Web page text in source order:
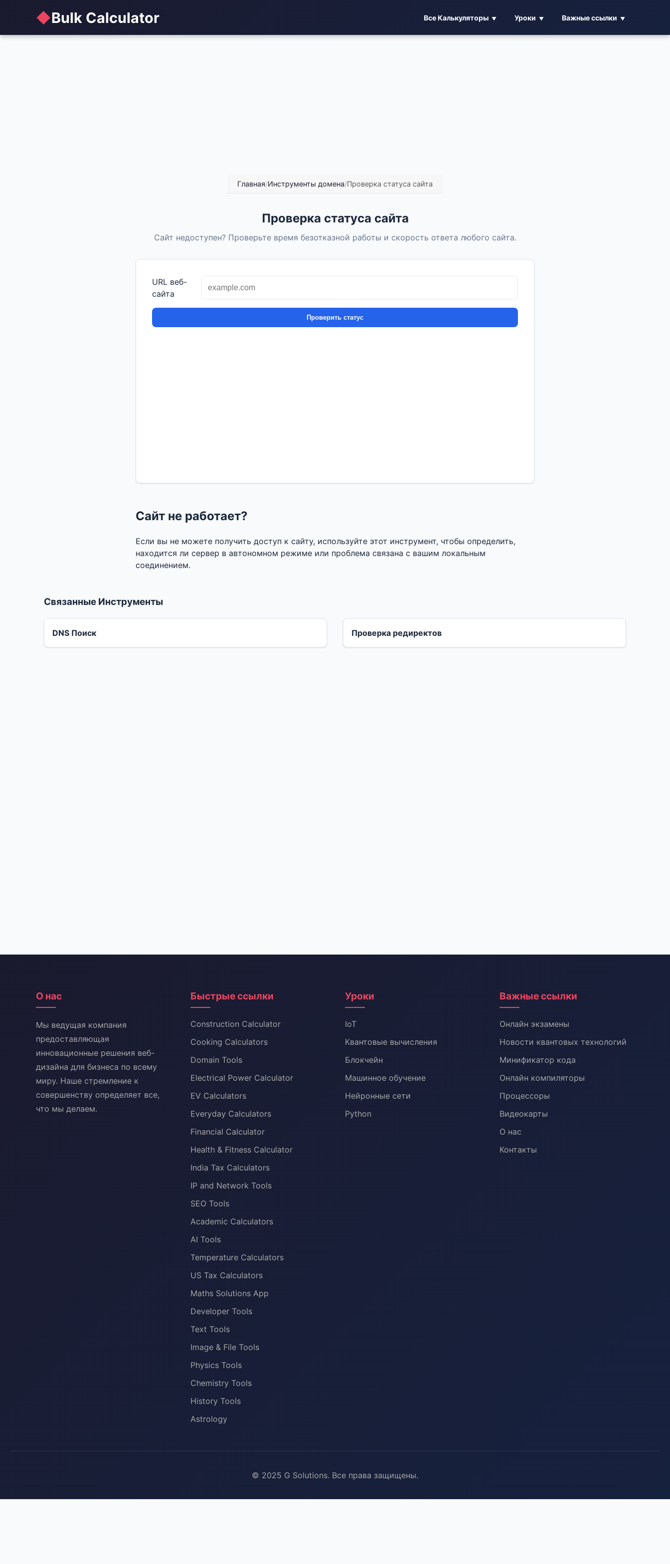
◆Bulk Calculator Все Калькуляторы Уроки Важные ссылки
Главная/Инструменты домена/Проверка статуса сайта
Проверка статуса сайта
Сайт недоступен? Проверьте время безотказной работы и скорость ответа любого сайта.
URL веб-
сайта
Проверить статус
Сайт не работает?
Если вы не можете получить доступ к сайту, используйте этот инструмент, чтобы определить,
находится ли сервер в автономном режиме или проблема связана с вашим локальным
соединением.
Связанные Инструменты
DNS Поиск Проверка редиректов
О нас
Мы ведущая компания
предоставляющая
инновационные решения веб-
дизайна для бизнеса по всему
миру. Наше стремление к
совершенству определяет все,
что мы делаем.
Быстрые ссылки
Construction Calculator
Cooking Calculators
Domain Tools
Electrical Power Calculator
EV Calculators
Everyday Calculators
Financial Calculator
Health & Fitness Calculator
India Tax Calculators
IP and Network Tools
SEO Tools
Academic Calculators
AI Tools
Temperature Calculators
US Tax Calculators
Maths Solutions App
Developer Tools
Text Tools
Image & File Tools
Physics Tools
Chemistry Tools
History Tools
Astrology
Уроки
IoT
Квантовые вычисления
Блокчейн
Машинное обучение
Нейронные сети
Python
Важные ссылки
Онлайн экзамены
Новости квантовых технологий
Минификатор кода
Онлайн компиляторы
Процессоры
Видеокарты
О нас
Контакты
© 2025 G Solutions. Все права защищены.